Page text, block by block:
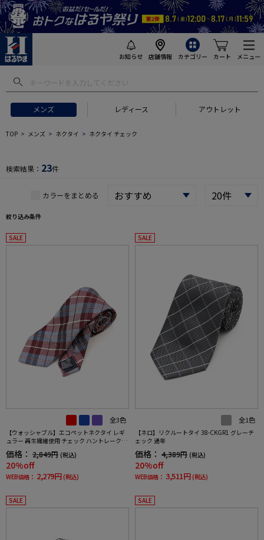
お知らせ 店舗情報 カテゴリー カート メニュー
メンズ レディース アウトレット
フトにおすすめ #セットアップ スーツ
TOP メンズ ネクタイ ネクタイ チェック
検索結果： 23件
カラーをまとめる
絞り込み条件
SALE
全3色
【ウォッシャブル】エコペットネクタイ レギ
ュラー 再生繊維使用 チェック ハントレークラ
ブ 通年
価格： 2,849円 (税込)
20%off
WEB価格： 2,279円 (税込)
SALE
全1色
【ネロ】リクルートタイ 38-CKGR1 グレーチ
ェック 通年
価格： 4,389円 (税込)
20%off
WEB価格： 3,511円 (税込)
SALE SALE